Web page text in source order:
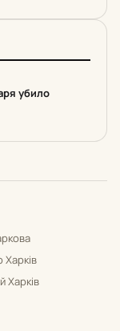
убило
Харків
Харків